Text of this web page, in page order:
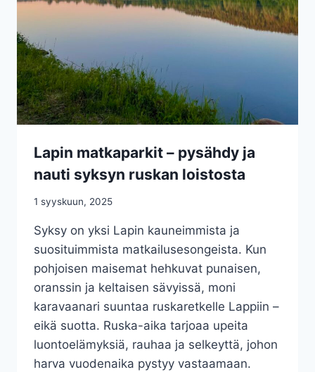
Lapin matkaparkit – pysähdy ja
nauti syksyn ruskan loistosta
1 syyskuun, 2025
Syksy on yksi Lapin kauneimmista ja
suosituimmista matkailusesongeista. Kun
pohjoisen maisemat hehkuvat punaisen,
oranssin ja keltaisen sävyissä, moni
karavaanari suuntaa ruskaretkelle Lappiin –
eikä suotta. Ruska-aika tarjoaa upeita
luontoelämyksiä, rauhaa ja selkeyttä, johon
harva vuodenaika pystyy vastaamaan.